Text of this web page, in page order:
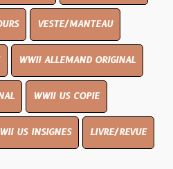
VESTE/MANTEAU
WWII ALLEMAND ORIGINAL
WWII US COPIE
US INSIGNES LIVRE/REVUE